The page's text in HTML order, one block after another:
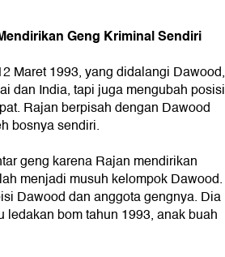
Geng Kriminal Sendiri
Maret 1993, yang didalangi Dawood,
dan India, tapi juga mengubah posisi
Rajan berpisah dengan Dawood
bosnya sendiri.
geng karena Rajan mendirikan
menjadi musuh kelompok Dawood.
Dawood dan anggota gengnya. Dia
bom tahun 1993, anak buah